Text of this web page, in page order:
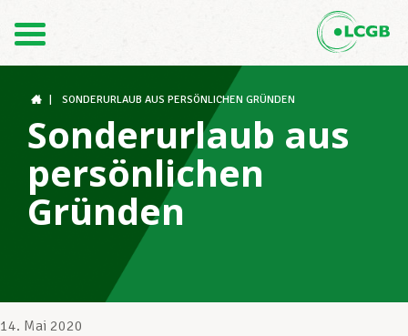
FR
Der LCGB
Gewerkschaftsstrukturen
Unterstützung im Arbeitsalltag
SONDERURLAUB AUS PERSÖNLICHEN GRÜNDEN
Sonderurlaub aus
persönlichen
Gründen
14. Mai 2020